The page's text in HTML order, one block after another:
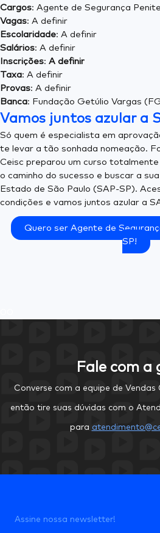
Cargos: Agente de Segurança
Vagas: A definir
Escolaridade: A definir
Salários: A definir
Inscrições: A definir
Taxa: A definir
Provas: A definir
Banca: Fundação Getúlio Vargas
Vamos juntos azular a
Só quem é especialista em
te levar a tão sonhada nomeação.
Ceisc preparou um curso
o caminho do sucesso e buscar a
Estado de São Paulo (SAP-SP).
condições e vamos juntos azular a
Quero ser Agente de
SP!
Fale com a
Converse com a equipe de Vendas
então tire suas dúvidas com o
para
Assine nossa newsletter!